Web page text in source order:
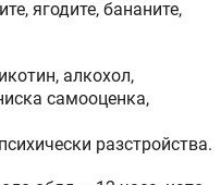
ягодите, бананите,
алкохол,
самооценка,
разстройства.